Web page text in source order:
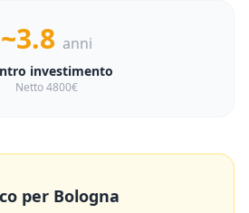
~3.8 anni
investimento
Netto 4800€
per Bologna